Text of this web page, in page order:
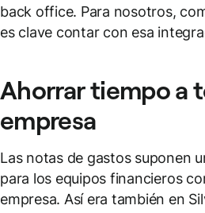
back office. Para nosotros,
es clave contar con esa
Ahorrar tiempo a
empresa
Las notas de gastos suponen
para los equipos financieros
empresa. Así era también en